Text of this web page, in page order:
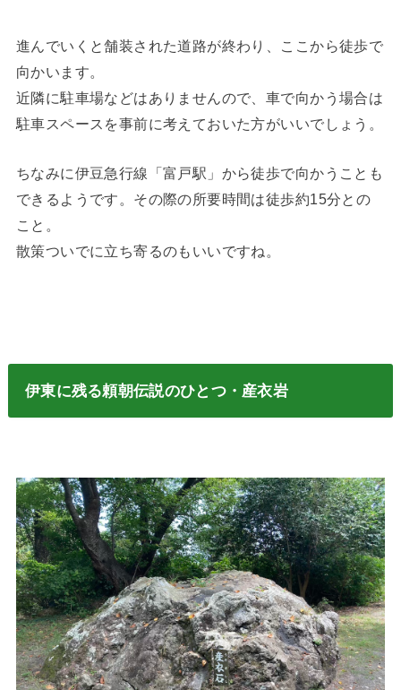
進んでいくと舗装された道路が終わり、ここから徒歩で
向かいます。
近隣に駐車場などはありませんので、車で向かう場合は
駐車スペースを事前に考えておいた方がいいでしょう。
ちなみに伊豆急行線「富戸駅」から徒歩で向かうことも
できるようです。その際の所要時間は徒歩約15分との
こと。
散策ついでに立ち寄るのもいいですね。
伊東に残る頼朝伝説のひとつ・産衣岩